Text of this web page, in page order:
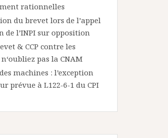
rationnelles
du brevet lors de l’appel
de l’INPI sur opposition
& CCP contre les
pas la CNAM
machines : l’exception
prévue à L122-6-1 du CPI